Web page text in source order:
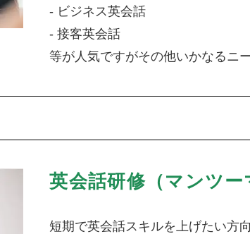
- ビジネス英会話
- 接客英会話
等が人気ですがその他いかなるニ
英会話研修（マンツー
短期で英会話スキルを上げたい方